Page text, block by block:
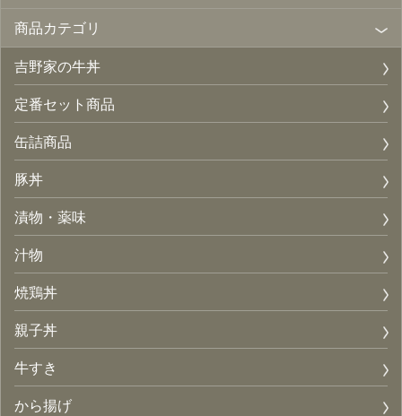
商品カテゴリ
吉野家の牛丼
定番セット商品
缶詰商品
豚丼
漬物・薬味
汁物
焼鶏丼
親子丼
牛すき
から揚げ